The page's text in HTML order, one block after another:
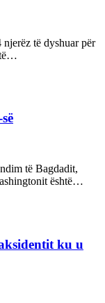
të dyshuar për
të…
të Bagdadit,
është…
ku u